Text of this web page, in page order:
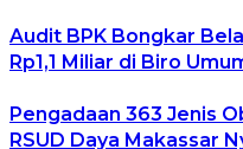
Audit BPK Bongkar
Rp1,1 Miliar di Biro
Pengadaan 363 Jenis
RSUD Daya Makassar